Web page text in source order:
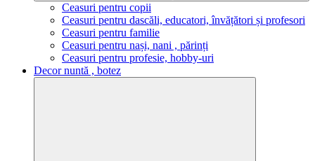
Ceasuri pentru copii
Ceasuri pentru dascăli, educatori, învățători și profesori
Ceasuri pentru familie
Ceasuri pentru nași, nani , părinți
Ceasuri pentru profesie, hobby-uri
Decor nuntă , botez